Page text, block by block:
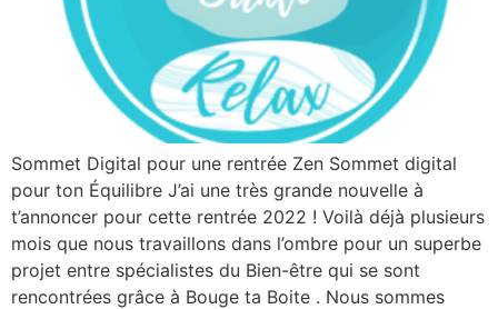
Sommet Digital pour une rentrée Zen Sommet digital
pour ton Équilibre J’ai une très grande nouvelle à
t’annoncer pour cette rentrée 2022 ! Voilà déjà plusieurs
mois que nous travaillons dans l’ombre pour un superbe
projet entre spécialistes du Bien-être qui se sont
rencontrées grâce à Bouge ta Boite . Nous sommes